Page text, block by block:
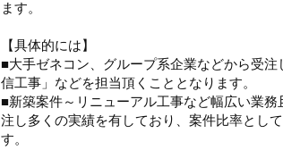
ます。
【具体的には】
■大手ゼネコン、グループ系企業などから受注
信工事」などを担当頂くこととなります。
■新築案件～リニューアル工事など幅広い業務
注し多くの実績を有しており、案件比率とし
す。